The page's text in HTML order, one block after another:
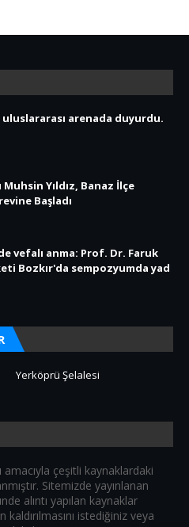
uluslararası arenada duyurdu.
Yıldız, Banaz İlçe
Başladı
vefalı anma: Prof. Dr. Faruk
Bozkır'da sempozyumda yad
Yerköprü Şelalesi
amacıyla çeşitli kaynaklardaki
Sitemizde yayınlanan
alıntı yapılan kaynaklar
istediğiniz veya